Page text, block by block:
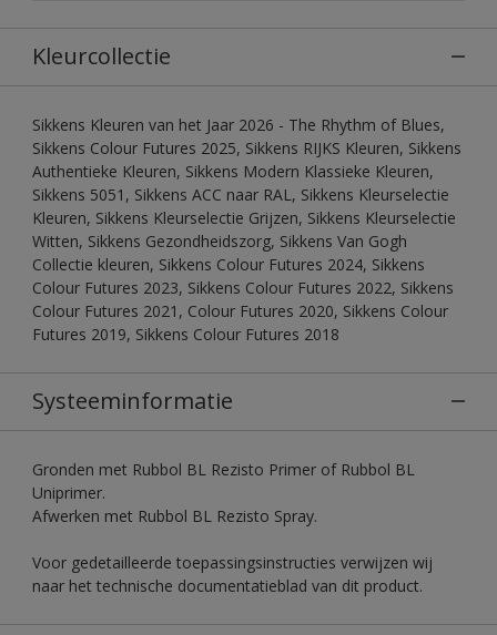
Kleurcollectie
Sikkens Kleuren van het Jaar 2026 - The Rhythm of Blues,
Sikkens Colour Futures 2025, Sikkens RIJKS Kleuren, Sikkens
Authentieke Kleuren, Sikkens Modern Klassieke Kleuren,
Sikkens 5051, Sikkens ACC naar RAL, Sikkens Kleurselectie
Kleuren, Sikkens Kleurselectie Grijzen, Sikkens Kleurselectie
Witten, Sikkens Gezondheidszorg, Sikkens Van Gogh
Collectie kleuren, Sikkens Colour Futures 2024, Sikkens
Colour Futures 2023, Sikkens Colour Futures 2022, Sikkens
Colour Futures 2021, Colour Futures 2020, Sikkens Colour
Futures 2019, Sikkens Colour Futures 2018
Systeeminformatie
Gronden met Rubbol BL Rezisto Primer of Rubbol BL
Uniprimer.
Afwerken met Rubbol BL Rezisto Spray.
Voor gedetailleerde toepassingsinstructies verwijzen wij
naar het technische documentatieblad van dit product.